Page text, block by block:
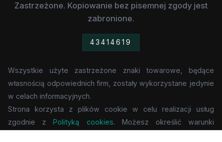
Zastrzeżone. Kopiowanie bez pisemnej zgody jest
zabronione.
43414619
Wszystkie użyte zastrzeżone znaki towarowe, będące
własnością odpowiednich firm, zostały wykorzystane jedynie
w celach informacyjnych.
Strona korzysta z plików cookie w celu realizacji usług
zgodnie zPolityką cookies. Możesz określić warunki